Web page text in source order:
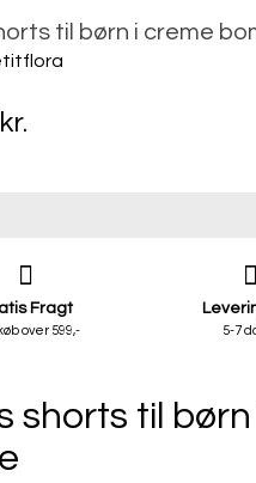
til børn i creme
Fragt
over 599,- 5-7
shorts til